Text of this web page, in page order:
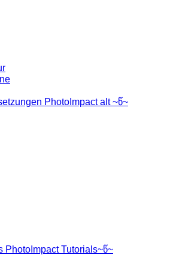
PhotoImpact alt ~წ~
Tutorials~წ~